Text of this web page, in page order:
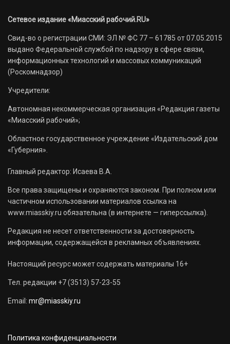
Сетевое издание «Миасский рабочий.RU»
Свид-во о регистрации СМИ: ЭЛ № ФС 77 – 61785 от 07.05.2015
выдано Федеральной службой по надзору в сфере связи,
информационных технологий и массовых коммуникаций
(Роскомнадзор)
Учредители:
Автономная некоммерческая организация «Редакция газеты
«Миасский рабочий»;
Областное государственное учреждение «Издательский дом
«Губерния».
Главный редактор: Исаева В.А.
Все права защищены и охраняются законом. При полном или
частичном использовании материалов ссылка на
www.miasskiy.ru обязательна (в интернете — гиперссылка).
Редакция не несет ответственности за достоверность
информации, содержащейся в рекламных объявлениях.
Настоящий ресурс может содержать материалы 16+
Тел. редакции +7 (3513) 57-23-55
Email: mr@miasskiy.ru
Политика конфиденциальности